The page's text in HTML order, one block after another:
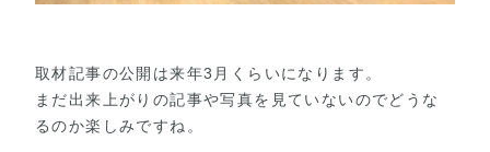
取材記事の公開は来年3月くらいになります。
まだ出来上がりの記事や写真を見ていないのでどうな
るのか楽しみですね。